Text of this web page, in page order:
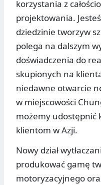
korzystania z
projektowania.
dziedzinie tworzyw
polega na dalszym
doświadczenia do
skupionych na
niedawne otwarcie
w miejscowości
możemy udostępnić
klientom w Azji.
Nowy dział
produkować gamę
motoryzacyjnego